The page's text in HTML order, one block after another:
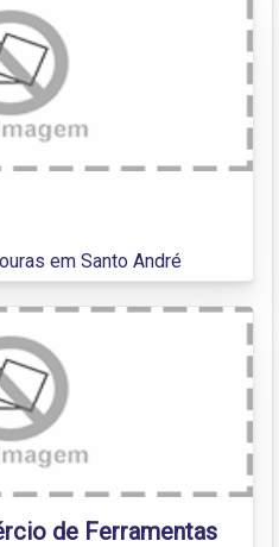
em Santo André
de Ferramentas